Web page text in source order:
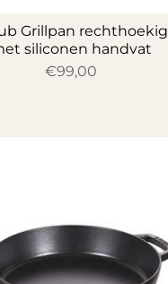
Grillpan rechthoekig
siliconen handvat
€99,00